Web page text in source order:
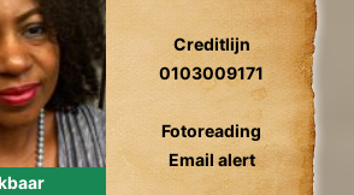
Creditlijn
0103009171
Fotoreading
Email alert